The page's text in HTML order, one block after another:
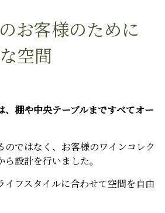
お客様のために
空間
、棚や中央テーブルまですべてオー
のではなく、お客様のワインコレク
設計を行いました。
イフスタイルに合わせて空間を自由